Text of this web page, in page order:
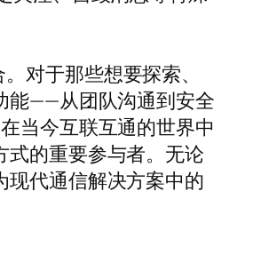
对于那些想要探索、
能——从团队沟通到安全
当今互联互通的世界中
式的重要参与者。无论
现代通信解决方案中的